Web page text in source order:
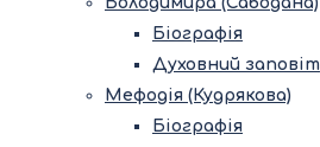
Біографія
Духовний заповіт
Мефодія (Кудрякова)
Біографія